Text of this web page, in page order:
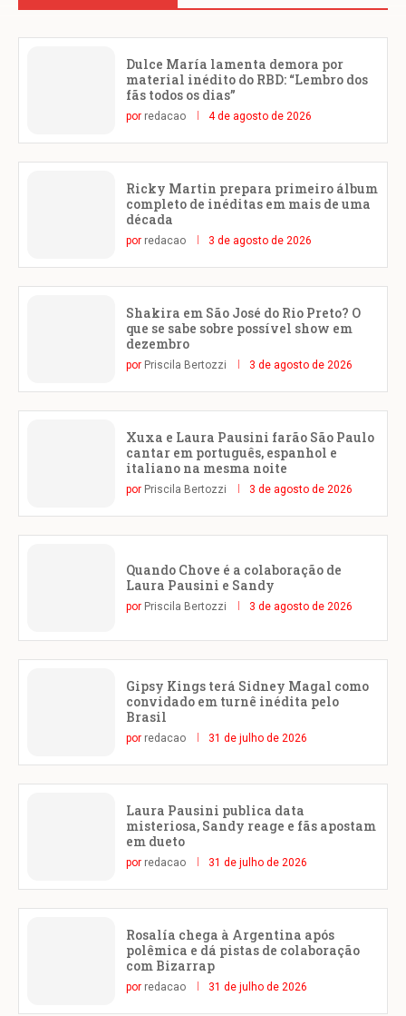
Dulce María lamenta demora por
material inédito do RBD: “Lembro dos
fãs todos os dias”
por redacao 4 de agosto de 2026
Ricky Martin prepara primeiro álbum
completo de inéditas em mais de uma
década
por redacao 3 de agosto de 2026
Shakira em São José do Rio Preto? O
que se sabe sobre possível show em
dezembro
por Priscila Bertozzi 3 de agosto de 2026
Xuxa e Laura Pausini farão São Paulo
cantar em português, espanhol e
italiano na mesma noite
por Priscila Bertozzi 3 de agosto de 2026
Quando Chove é a colaboração de
Laura Pausini e Sandy
por Priscila Bertozzi 3 de agosto de 2026
Gipsy Kings terá Sidney Magal como
convidado em turnê inédita pelo
Brasil
por redacao 31 de julho de 2026
Laura Pausini publica data
misteriosa, Sandy reage e fãs apostam
em dueto
por redacao 31 de julho de 2026
Rosalía chega à Argentina após
polêmica e dá pistas de colaboração
com Bizarrap
por redacao 31 de julho de 2026